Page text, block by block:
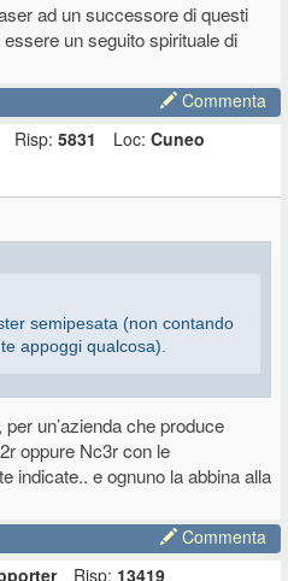
ad un successore di questi
un seguito spirituale di
Commenta
Risp: 5831 Loc: Cuneo
semipesata (non contando
appoggi qualcosa).
un’azienda che produce
oppure Nc3r con le
indicate.. e ognuno la abbina alla
Commenta
Risp: 13419